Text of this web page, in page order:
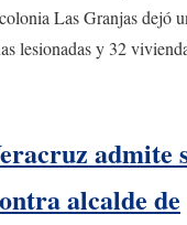
Las Granjas dejó
lesionadas y 32
admite
alcalde de